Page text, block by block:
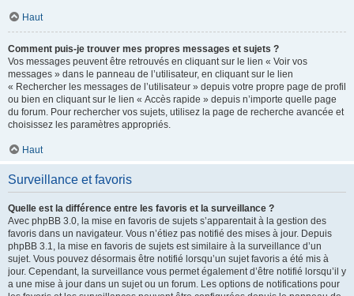
Haut
Comment puis-je trouver mes propres messages et sujets ?
Vos messages peuvent être retrouvés en cliquant sur le lien « Voir vos
messages » dans le panneau de l’utilisateur, en cliquant sur le lien
« Rechercher les messages de l’utilisateur » depuis votre propre page de profil
ou bien en cliquant sur le lien « Accès rapide » depuis n’importe quelle page
du forum. Pour rechercher vos sujets, utilisez la page de recherche avancée et
choisissez les paramètres appropriés.
Haut
Surveillance et favoris
Quelle est la différence entre les favoris et la surveillance ?
Avec phpBB 3.0, la mise en favoris de sujets s’apparentait à la gestion des
favoris dans un navigateur. Vous n’étiez pas notifié des mises à jour. Depuis
phpBB 3.1, la mise en favoris de sujets est similaire à la surveillance d’un
sujet. Vous pouvez désormais être notifié lorsqu’un sujet favoris a été mis à
jour. Cependant, la surveillance vous permet également d’être notifié lorsqu’il y
a une mise à jour dans un sujet ou un forum. Les options de notifications pour